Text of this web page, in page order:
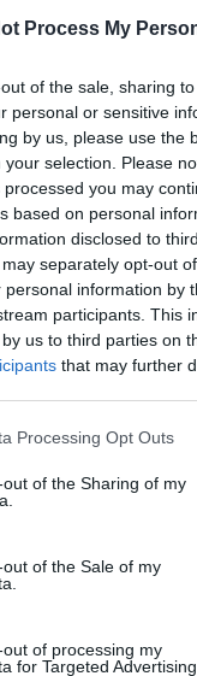
Process My
of the sale, sharing
personal or sensitive
by us, please use the
selection. Please
you may
based on personal
disclosed to
separately opt-out
personal information by
participants. This
us to third parties on
that may further
Processing Opt Outs
of the Sharing of my
of the Sale of my
of processing my
for Targeted Advertising.
veiklos.
rūmuose,
būtų galima
Vilhelmo
centrą, kitos
menininkų
centras.
pašto
su
Centre
istorija bei